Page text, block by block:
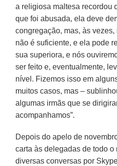
a religiosa maltesa recordou
que foi abusada, ela deve
congregação, mas, às
não é suficiente, e ela pode
sua superiora, e nós
ser feito e, eventualmente,
nível. Fizemos isso em
muitos casos, mas –
algumas irmãs que se
acompanhamos”.
Depois do apelo de
carta às delegadas de todo o
diversas conversas por